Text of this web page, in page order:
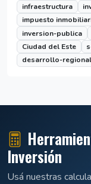
infraestructura
impuesto
inversion-publica
Ciudad del Este
desarrollo-regional
Inversión
Usá nuestras